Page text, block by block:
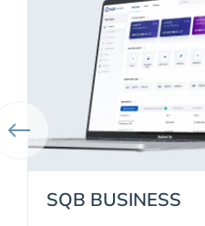
SQB BUSINESS